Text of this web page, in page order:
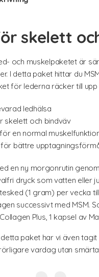
skelett
och muskelpaketet är
I detta paket hittar du
för lederna räcker till upp
ledhälsa
skelett och bindväv
en normal
bättre
en ny morgonrutin
dryck som vatten eller
(1 gram) per vecka
successivt med MSM.
Plus, 1 kapsel av
paket har vi även
vardag utan